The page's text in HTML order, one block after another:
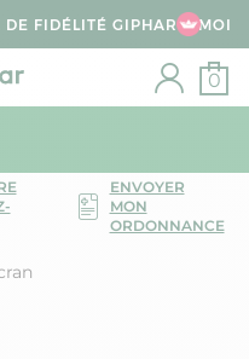
FIDÉLITÉ GIPHAR & MOI
0
ENVOYER
MON
ORDONNANCE